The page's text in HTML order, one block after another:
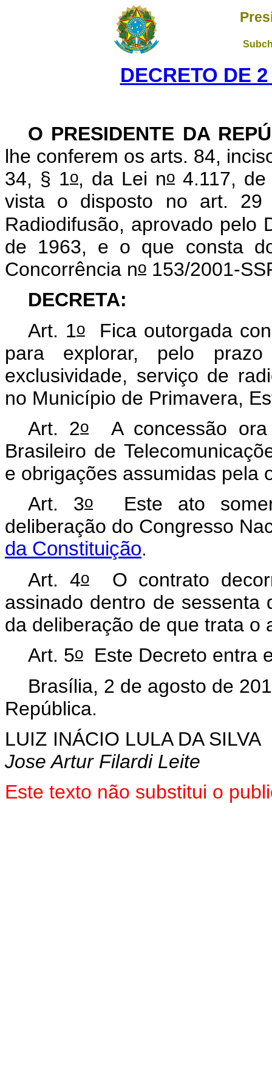
DECRETO DE
O PRESIDENTE DA
lhe conferem os arts. 84,
34, § 1o, da Lei no 4.117,
vista o disposto no art. 29
Radiodifusão, aprovado pelo
de 1963, e o que consta
Concorrência no 153/2001-
DECRETA:
Art. 1oFica outorgada
para explorar, pelo
exclusividade, serviço de
no Município de Primavera,
Art. 2oA concessão ora
Brasileiro de
e obrigações assumidas pela
Art. 3o
Este ato
deliberação do Congresso
da Constituição.
Art. 4oO contrato
assinado dentro de
da deliberação de que trata o
Art. 5oEste Decreto entra
Brasília, 2 de agosto de
República.
LUIZ INÁCIO LULA DA SILVA
Jose Artur Filardi Leite
Este texto não substitui o